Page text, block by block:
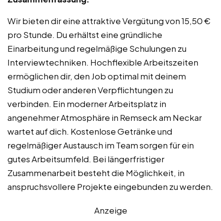
Wir bieten dir eine attraktive Vergütung von 15,50 €
pro Stunde. Du erhältst eine gründliche
Einarbeitung und regelmäßige Schulungen zu
Interviewtechniken. Hochflexible Arbeitszeiten
ermöglichen dir, den Job optimal mit deinem
Studium oder anderen Verpflichtungen zu
verbinden. Ein moderner Arbeitsplatz in
angenehmer Atmosphäre in Remseck am Neckar
wartet auf dich. Kostenlose Getränke und
regelmäßiger Austausch im Team sorgen für ein
gutes Arbeitsumfeld. Bei längerfristiger
Zusammenarbeit besteht die Möglichkeit, in
anspruchsvollere Projekte eingebunden zu werden.
Anzeige